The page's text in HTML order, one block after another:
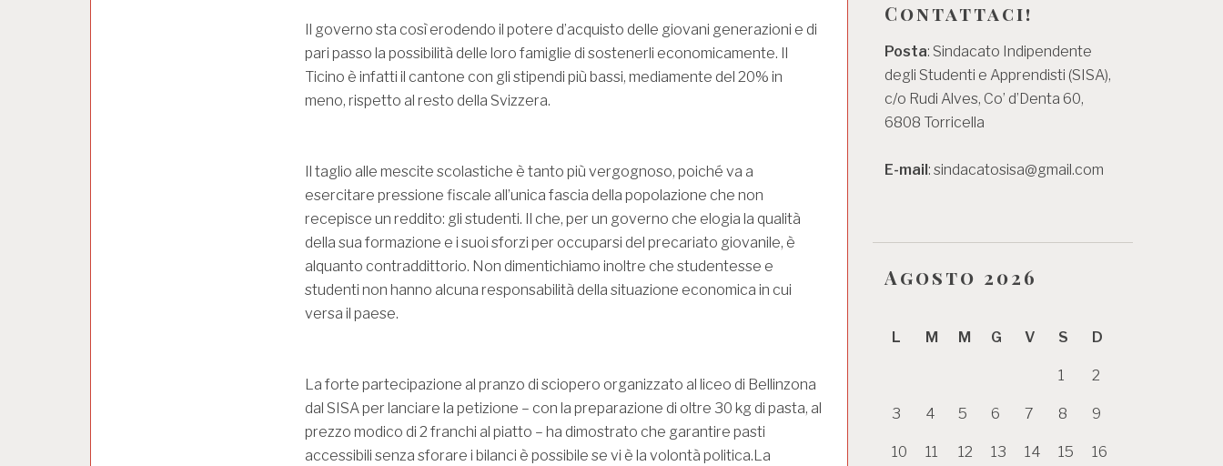
Il governo sta così erodendo il potere d’acquisto delle giovani generazioni e di
pari passo la possibilità delle loro famiglie di sostenerli economicamente. Il
Ticino è infatti il cantone con gli stipendi più bassi, mediamente del 20% in
meno, rispetto al resto della Svizzera.
Il taglio alle mescite scolastiche è tanto più vergognoso, poiché va a
esercitare pressione fiscale all’unica fascia della popolazione che non
recepisce un reddito: gli studenti. Il che, per un governo che elogia la qualità
della sua formazione e i suoi sforzi per occuparsi del precariato giovanile, è
alquanto contraddittorio. Non dimentichiamo inoltre che studentesse e
studenti non hanno alcuna responsabilità della situazione economica in cui
versa il paese.
La forte partecipazione al pranzo di sciopero organizzato al liceo di Bellinzona
dal SISA per lanciare la petizione – con la preparazione di oltre 30 kg di pasta, al
prezzo modico di 2 franchi al piatto – ha dimostrato che garantire pasti
accessibili senza sforare i bilanci è possibile se vi è la volontà politica.La
Contattaci!
Posta: Sindacato Indipendente
degli Studenti e Apprendisti (SISA),
c/o Rudi Alves, Co’ d’Denta 60,
6808 Torricella
E-mail: sindacatosisa@gmail.com
Agosto 2026
L M M G V S D
1 2
3 4 5 6 7 8 9
10 11 12 13 14 15 16